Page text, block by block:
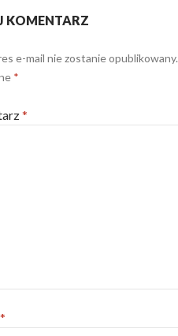
KOMENTARZ
e-mail nie zostanie opublikowany.
*
*
*